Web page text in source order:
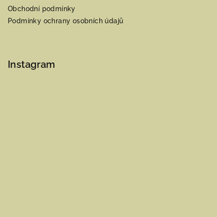
Obchodní podmínky
Podmínky ochrany osobních údajů
Instagram